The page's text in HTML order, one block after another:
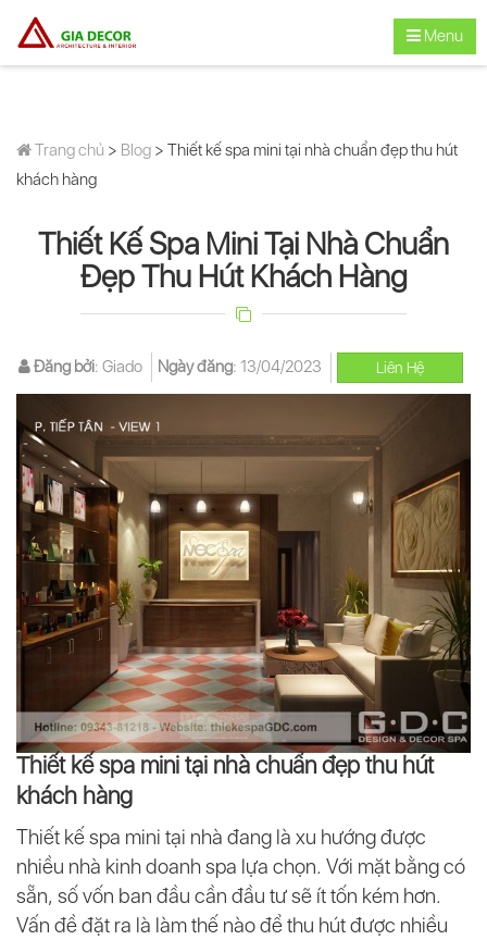
Menu
Trang chủ > Blog > Thiết kế spa mini tại nhà chuẩn đẹp thu hút
khách hàng
Thiết Kế Spa Mini Tại Nhà Chuẩn
Đẹp Thu Hút Khách Hàng
Đăng bởi: Giado Ngày đăng: 13/04/2023 Liên Hệ
Thiết kế spa mini tại nhà chuẩn đẹp thu hút
khách hàng
Thiết kế spa mini tại nhà đang là xu hướng được
nhiều nhà kinh doanh spa lựa chọn. Với mặt bằng có
sẵn, số vốn ban đầu cần đầu tư sẽ ít tốn kém hơn.
Vấn đề đặt ra là làm thế nào để thu hút được nhiều